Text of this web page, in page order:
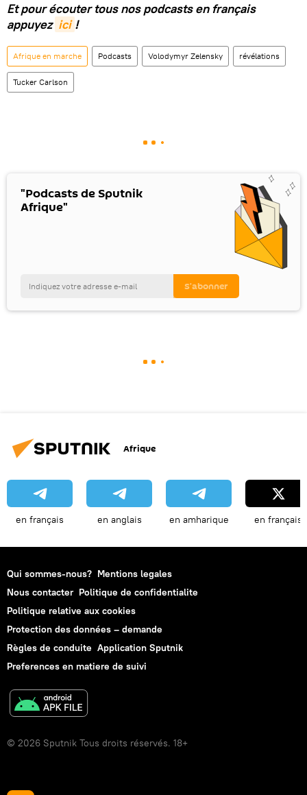
Et pour écouter tous nos podcasts en français
appuyez ici !
Afrique en marche Podcasts Volodymyr Zelensky révélations
Tucker Carlson
"Podcasts de Sputnik
Afrique"
Afrique
en français en anglais en amharique en français
Qui sommes-nous? Mentions legales
Nous contacter Politique de confidentialite
Politique relative aux cookies
Protection des données – demande
Règles de conduite Application Sputnik
Preferences en matiere de suivi
© 2026 Sputnik Tous droits réservés. 18+